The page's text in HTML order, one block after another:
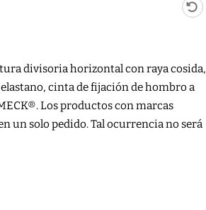
divisoria horizontal con raya cosida,
cinta de fijación de hombro a
Los productos con marcas
un solo pedido. Tal ocurrencia no será